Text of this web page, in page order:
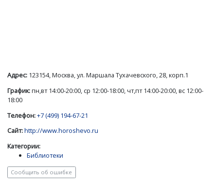
Адрес: 123154, Москва, ул. Маршала Тухачевского, 28, корп.1
График:пн,вт 14:00-20:00, ср 12:00-18:00, чт,пт 14:00-20:00, вс 12:00-
18:00
Телефон:+7 (499) 194-67-21
Сайт:http://www.horoshevo.ru
Категории:
Библиотеки
Сообщить об ошибке